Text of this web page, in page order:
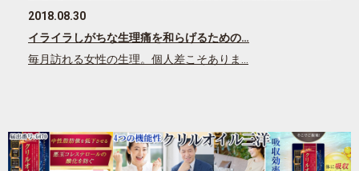
2018.08.30
イライラしがちな生理痛を和らげるための…
毎月訪れる女性の生理。個人差こそありま…